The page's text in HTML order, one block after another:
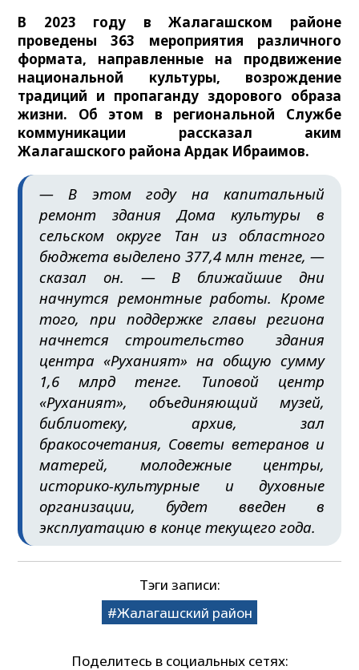
В 2023 году в Жалагашском районе
проведены 363 мероприятия различного
формата, направленные на продвижение
национальной культуры, возрождение
традиций и пропаганду здорового образа
жизни. Об этом в региональной Службе
коммуникации рассказал аким
Жалагашского района Ардак Ибраимов.
— В этом году на капитальный
ремонт здания Дома культуры в
сельском округе Тан из областного
бюджета выделено 377,4 млн тенге, —
сказал он. — В ближайшие дни
начнутся ремонтные работы. Кроме
того, при поддержке главы региона
начнется строительство здания
центра «Руханият» на общую сумму
1,6 млрд тенге. Типовой центр
«Руханият», объединяющий музей,
библиотеку, архив, зал
бракосочетания, Советы ветеранов и
матерей, молодежные центры,
историко-культурные и духовные
организации, будет введен в
эксплуатацию в конце текущего года.
Тэги записи:
Жалагашский район
Поделитесь в социальных сетях: